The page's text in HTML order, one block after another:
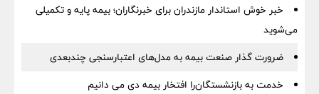
خبر خوش استاندار مازندران برای خبرنگاران؛‌ بیمه پایه و ‌تکمیلی
می‌شوید
ضرورت گذار صنعت بیمه به مدل‌های اعتبارسنجی چندبعدی
خدمت به بازنشستگان‌را افتخار بیمه دی می دانیم